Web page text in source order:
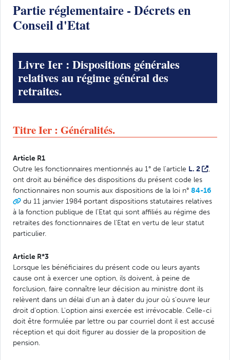
Partie réglementaire - Décrets en
Conseil d'Etat
Livre Ier : Dispositions générales
relatives au régime général des
retraites.
Titre Ier : Généralités.
Article R1
Outre les fonctionnaires mentionnés au 1° de l'article L. 2
ont droit au bénéfice des dispositions du présent code les
fonctionnaires non soumis aux dispositions de la loi n° 84-16
du 11 janvier 1984 portant dispositions statutaires relatives
à la fonction publique de l'Etat qui sont affiliés au régime des
retraites des fonctionnaires de l'Etat en vertu de leur statut
particulier.
Article R*3
Lorsque les bénéficiaires du présent code ou leurs ayants
cause ont à exercer une option, ils doivent, à peine de
forclusion, faire connaître leur décision au ministre dont ils
relèvent dans un délai d'un an à dater du jour où s'ouvre leur
droit d'option. L'option ainsi exercée est irrévocable. Celle-ci
doit être formulée par lettre ou par courriel dont il est accusé
réception et qui doit figurer au dossier de la proposition de
pension.